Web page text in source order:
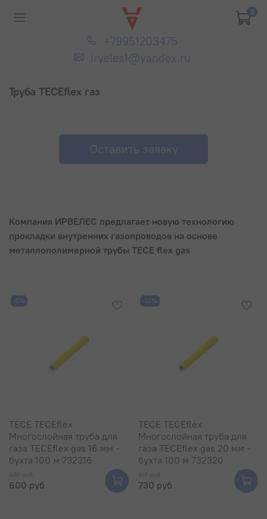
0
+79951203475
irveles1@yandex.ru
Труба TECEflex газ
Оставить заявку
Компания ИРВЕЛЕС предлагает новую технологию
прокладки внутренних газопроводов на основе
металлополимерной трубы TECE flex gas
-5%
TECE TECEflex
Многослойная труба для
газа TECEflex gas 16 мм -
бухта 100 м 732316
600 руб
-10%
TECE TECEflex
Многослойная труба для
газа TECEflex gas 20 мм -
бухта 100 м 732320
730 руб